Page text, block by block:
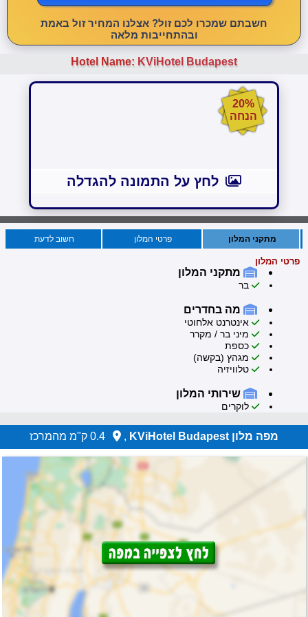
חשבתם שמכרו לכם זול? אצלנו המחיר זול באמת
ובהתחייבות מלאה
Hotel Name: KViHotel Budapest
20%
הנחה
לחץ על התמונה להגדלה
חשוב לדעת פרטי המלון מתקני המלון
פרטי המלון
מתקני המלון
בר
מה בחדרים
אינטרנט אלחוטי
מיני בר / מקרר
כספת
מגהץ (בקשה)
טלוויזיה
שירותי המלון
לוקרים
מפה מלון KViHotel Budapest ,